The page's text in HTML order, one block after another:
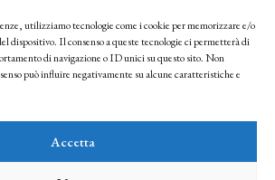
utilizziamo tecnologie come i cookie per memorizzare e/o
dispositivo. Il consenso a queste tecnologie ci permetterà di
di navigazione o ID unici su questo sito. Non
può influire negativamente su alcune caratteristiche e
Accetta
riconosci che le tue informazioni saranno trattate
Policy
right reserved
proprietari dei diritti e dell’Istituto Matteucci